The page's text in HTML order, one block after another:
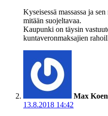
Kyseisessä massassa ja
mitään suojeltavaa.
Kaupunki on täysin
kuntaveronmaksajien
Max Koen
13.8.2018 14:42